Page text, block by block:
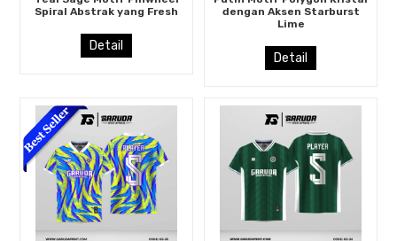
Spiral Abstrak yang Fresh
Detail
dengan Aksen Starburst
Lime
Detail